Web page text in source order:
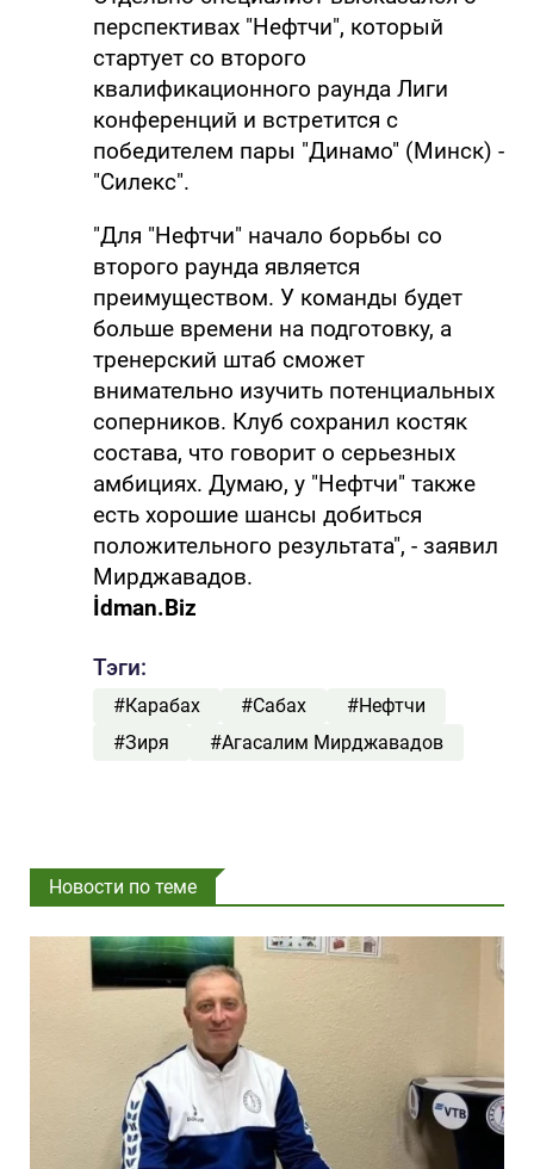
перспективах "Нефтчи", который
стартует со второго
квалификационного раунда Лиги
конференций и встретится с
победителем пары "Динамо" (Минск) -
"Силекс".
"Для "Нефтчи" начало борьбы со
второго раунда является
преимуществом. У команды будет
больше времени на подготовку, а
тренерский штаб сможет
внимательно изучить потенциальных
соперников. Клуб сохранил костяк
состава, что говорит о серьезных
амбициях. Думаю, у "Нефтчи" также
есть хорошие шансы добиться
положительного результата", - заявил
Мирджавадов.
İdman.Biz
Тэги:
#Карабах #Сабах
#Нефтчи
#Зиря
#Агасалим Мирджавадов
Новости по теме